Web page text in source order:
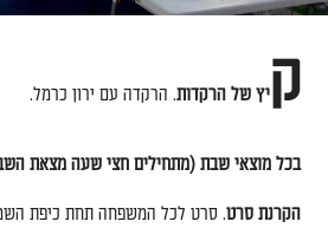
קיץ של הרקדות. הרקדה עם ירון כרמל.
בכל מוצאי שבת(מתחילים חצי שעה מצאת
הקרנת סרט. סרט לכל המשפחה תחת כיפת